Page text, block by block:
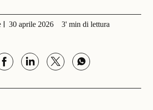
30 aprile 2026 3' min di lettura